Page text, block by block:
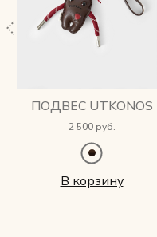
ПОДВЕС UTKONOS
2 500 руб.
В корзину